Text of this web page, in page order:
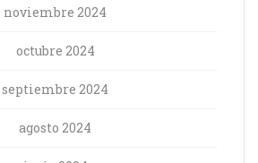
noviembre 2024
octubre 2024
septiembre 2024
agosto 2024